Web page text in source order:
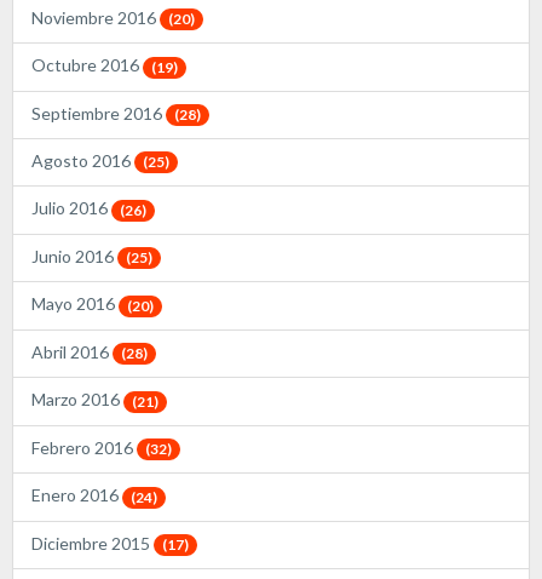
Noviembre 2016 (20)
Octubre 2016 (19)
Septiembre 2016 (28)
Agosto 2016 (25)
Julio 2016 (26)
Junio 2016 (25)
Mayo 2016 (20)
Abril 2016 (28)
Marzo 2016 (21)
Febrero 2016 (32)
Enero 2016 (24)
Diciembre 2015 (17)